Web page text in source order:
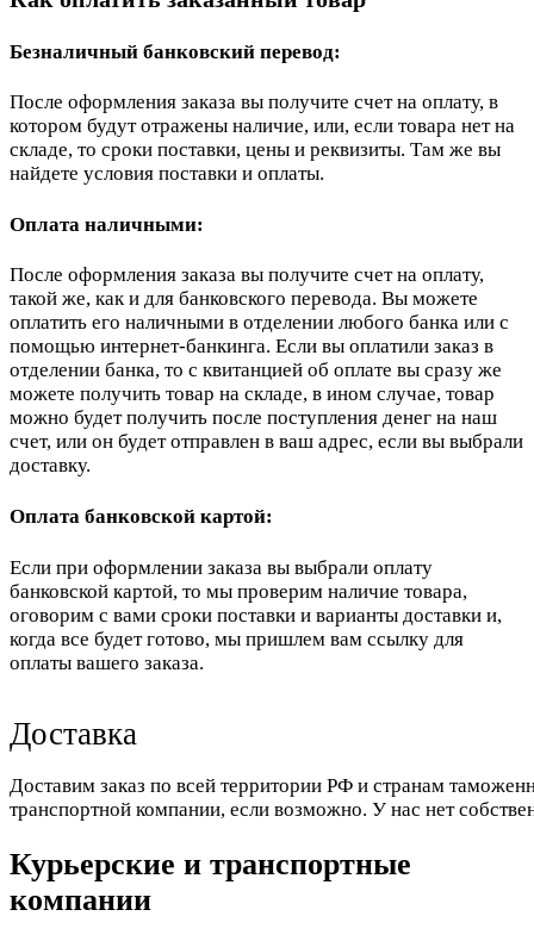
Безналичный банковский перевод:
После оформления заказа вы получите счет на оплату, в
котором будут отражены наличие, или, если товара нет на
складе, то сроки поставки, цены и реквизиты. Там же вы
найдете условия поставки и оплаты.
Оплата наличными:
После оформления заказа вы получите счет на оплату,
такой же, как и для банковского перевода. Вы можете
оплатить его наличными в отделении любого банка или с
помощью интернет-банкинга. Если вы оплатили заказ в
отделении банка, то с квитанцией об оплате вы сразу же
можете получить товар на складе, в ином случае, товар
можно будет получить после поступления денег на наш
счет, или он будет отправлен в ваш адрес, если вы выбрали
доставку.
Оплата банковской картой:
Если при оформлении заказа вы выбрали оплату
банковской картой, то мы проверим наличие товара,
оговорим с вами сроки поставки и варианты доставки и,
когда все будет готово, мы пришлем вам ссылку для
оплаты вашего заказа.
Доставка
Доставим заказ по всей территории РФ и странам
транспортной компании, если возможно. У нас нет
Курьерские и транспортные
компании